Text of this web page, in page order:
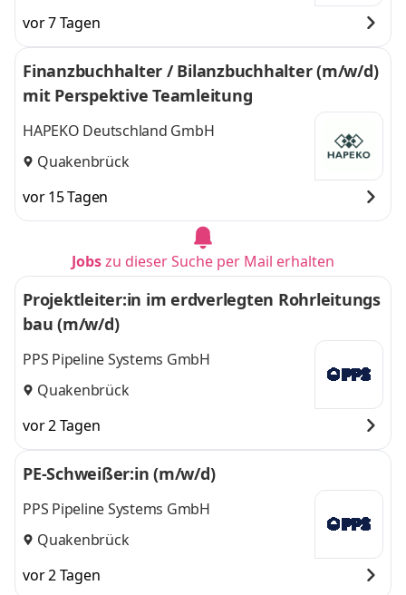
vor 7 Tagen
Finanzbuchhalter / Bilanzbuchhalter (m/w/d)
mit Perspektive Teamleitung
HAPEKO Deutschland GmbH
Quakenbrück
vor 15 Tagen
Jobszu dieser Suche per Mail erhalten
Projektleiter:in im erdverlegten Rohrleitungs
bau (m/w/d)
PPS Pipeline Systems GmbH
Quakenbrück
vor 2 Tagen
PE-Schweißer:in (m/w/d)
PPS Pipeline Systems GmbH
Quakenbrück
vor 2 Tagen